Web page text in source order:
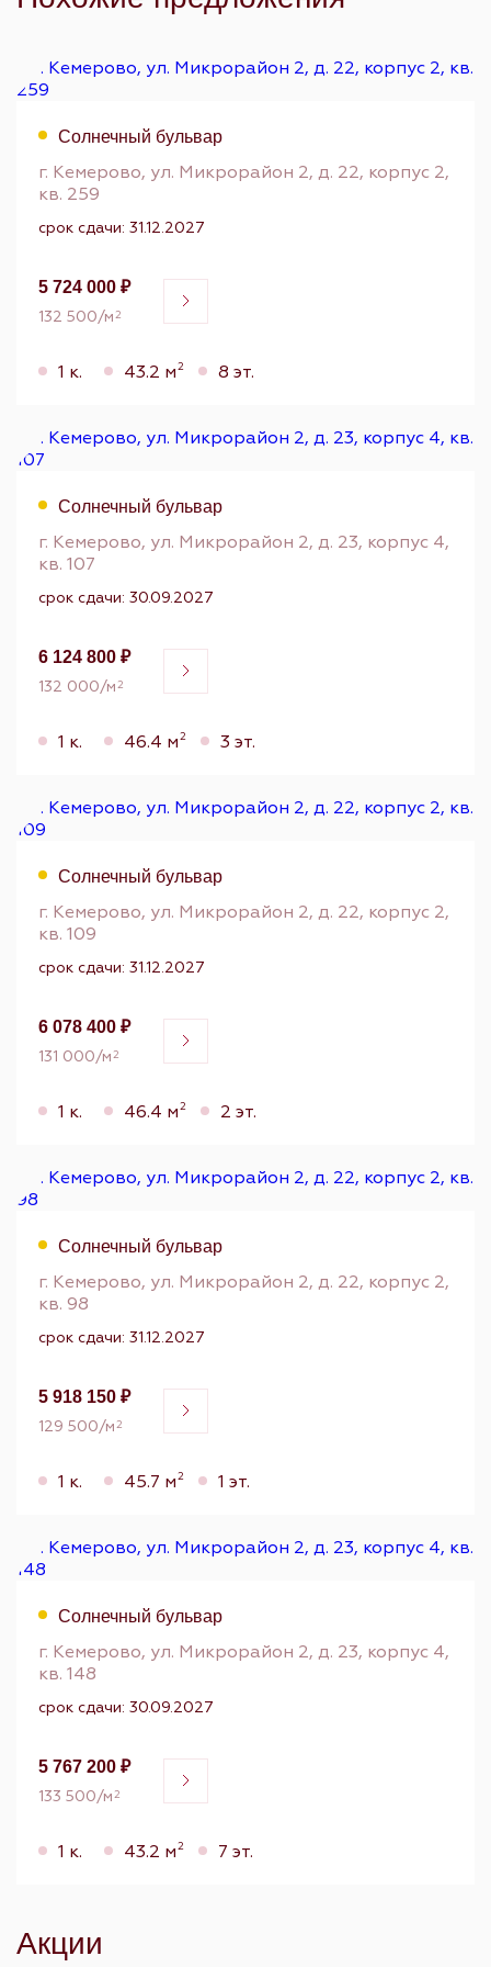
Солнечный бульвар
г. Кемерово, ул. Микрорайон 2, д. 22, корпус 2,
кв. 259
срок сдачи: 31.12.2027
5 724 000 ₽
132 500/м2
1 к. 43.2 м2 8 эт.
Солнечный бульвар
г. Кемерово, ул. Микрорайон 2, д. 23, корпус 4,
кв. 107
срок сдачи: 30.09.2027
6 124 800 ₽
132 000/м2
1 к. 46.4 м2 3 эт.
Солнечный бульвар
г. Кемерово, ул. Микрорайон 2, д. 22, корпус 2,
кв. 109
срок сдачи: 31.12.2027
6 078 400 ₽
131 000/м2
1 к. 46.4 м2 2 эт.
Солнечный бульвар
г. Кемерово, ул. Микрорайон 2, д. 22, корпус 2,
кв. 98
срок сдачи: 31.12.2027
5 918 150 ₽
129 500/м2
1 к. 45.7 м2 1 эт.
Солнечный бульвар
г. Кемерово, ул. Микрорайон 2, д. 23, корпус 4,
кв. 148
срок сдачи: 30.09.2027
5 767 200 ₽
133 500/м2
1 к. 43.2 м2 7 эт.
Акции